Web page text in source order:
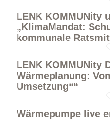
LENK KOMMUNity
„KlimaMandat:
kommunale
LENK KOMMUNity
Wärmeplanung:
Umsetzung““
Wärmepumpe live